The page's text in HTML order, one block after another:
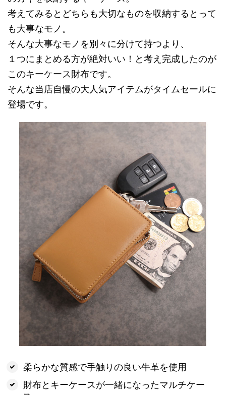
考えてみるとどちらも大切なものを収納するとって
も大事なモノ。
そんな大事なモノを別々に分けて持つより、
１つにまとめる方が絶対いい！と考え完成したのが
このキーケース財布です。
そんな当店自慢の大人気アイテムがタイムセールに
登場です。
柔らかな質感で手触りの良い牛革を使用
財布とキーケースが一緒になったマルチケー